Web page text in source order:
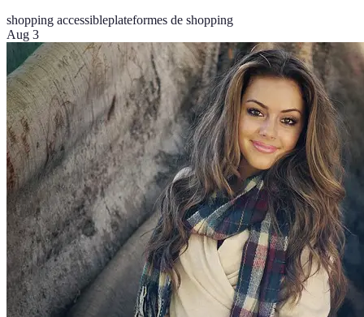
shopping accessibleplateformes de shopping
Aug 3